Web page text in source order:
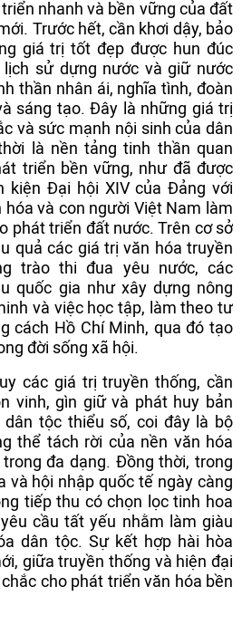
nhanh và bền vững của đất
Trước hết, cần khơi dậy, bảo
giá trị tốt đẹp được hun đúc
sử dựng nước và giữ nước
thần nhân ái, nghĩa tình, đoàn
sáng tạo. Đây là những giá trị
và sức mạnh nội sinh của dân
là nền tảng tinh thần quan
triển bền vững, như đã được
kiện Đại hội XIV của Đảng với
và con người Việt Nam làm
phát triển đất nước. Trên cơ sở
quả các giá trị văn hóa truyền
trào thi đua yêu nước, các
quốc gia như xây dựng nông
và việc học tập, làm theo tư
cách Hồ Chí Minh, qua đó tạo
đời sống xã hội.
các giá trị truyền thống, cần
vinh, gìn giữ và phát huy bản
tộc thiểu số, coi đây là bộ
thể tách rời của nền văn hóa
đa dạng. Đồng thời, trong
và hội nhập quốc tế ngày càng
tiếp thu có chọn lọc tinh hoa
cầu tất yếu nhằm làm giàu
dân tộc. Sự kết hợp hài hòa
giữa truyền thống và hiện đại
cho phát triển văn hóa bền